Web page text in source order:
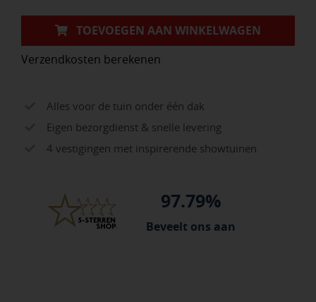
TOEVOEGEN AAN WINKELWAGEN
Verzendkosten berekenen
Alles voor de tuin onder één dak
Eigen bezorgdienst & snelle levering
4 vestigingen met inspirerende showtuinen
97.79%
Beveelt ons aan